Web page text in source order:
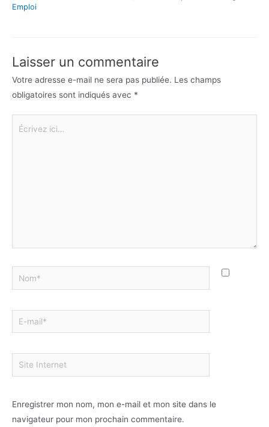
Emploi
Laisser un commentaire
Votre adresse e-mail ne sera pas publiée. Les champs
obligatoires sont indiqués avec *
Enregistrer mon nom, mon e-mail et mon site dans le
navigateur pour mon prochain commentaire.